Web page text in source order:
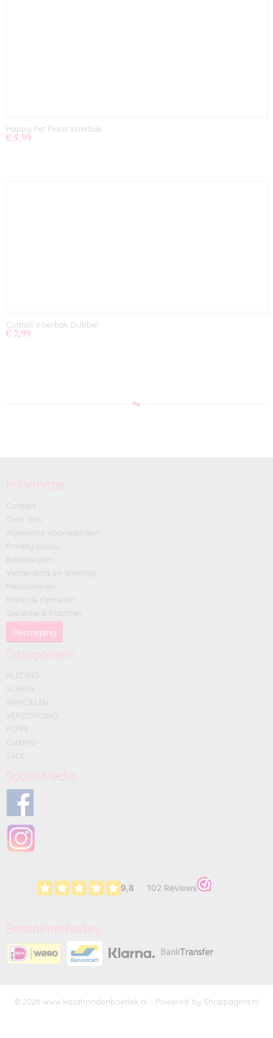
Happy Pet Flora Voerbak
€ 5,99
Ciottoli Voerbak Dubbel
€ 7,99
Informatie
Contact
Over ons
Algemene voorwaarden
Privacy policy
Betaalwijzen
Verzending en levering
Retourneren
Maten & Opmeten
Garantie & Klachten
Herroeping
Categorieën
KLEDING
SLAPEN
WANDELEN
VERZORGING
PUPPY
OVERIG
SALE
Social Media
Betaalmethodes
© 2026 www.kasahondenboetiek.nl - Powered by Shoppagina.nl